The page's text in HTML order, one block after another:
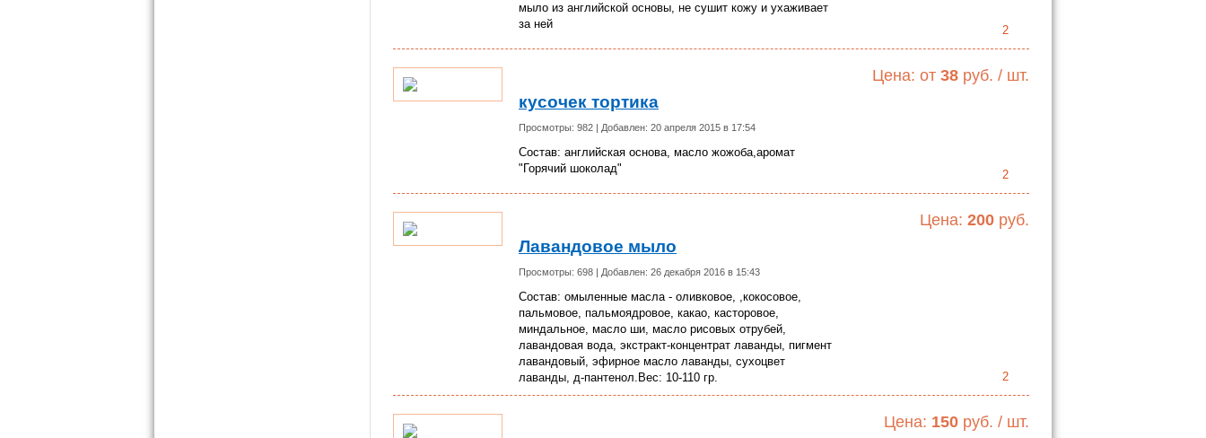
мыло из английской основы, не сушит кожу и ухаживает
за ней
2
кусочек тортика
Просмотры: 982 | Добавлен: 20 апреля 2015 в 17:54
Состав: английская основа, масло жожоба,аромат
"Горячий шоколад"
Цена: от 38 руб. / шт.
2
Лавандовое мыло
Просмотры: 698 | Добавлен: 26 декабря 2016 в 15:43
Состав: омыленные масла - оливковое, ,кокосовое,
пальмовое, пальмоядровое, какао, касторовое,
миндальное, масло ши, масло рисовых отрубей,
лавандовая вода, экстракт-концентрат лаванды, пигмент
лавандовый, эфирное масло лаванды, сухоцвет
лаванды, д-пантенол.Вес: 10-110 гр.
Цена: 200 руб.
2
Цена: 150 руб. / шт.